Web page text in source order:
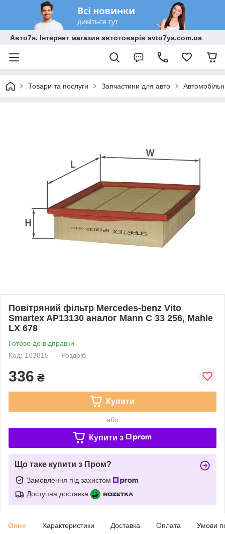
Авто7я. Інтернет магазин автотоварів avto7ya.com.ua
Товари та послуги Запчастини для авто
Повітряний фільтр Mercedes-benz Vito
Smartex AP13130 аналог Mann C 33 256, Mahle
LX 678
Готово до відправки
Код: 103815
Роздріб
336 ₴
Купити
або
Купити з
Що таке купити з Пром?
Замовлення під захистом
Доступна доставка
Опис Характеристики Доставка Оплата Умови